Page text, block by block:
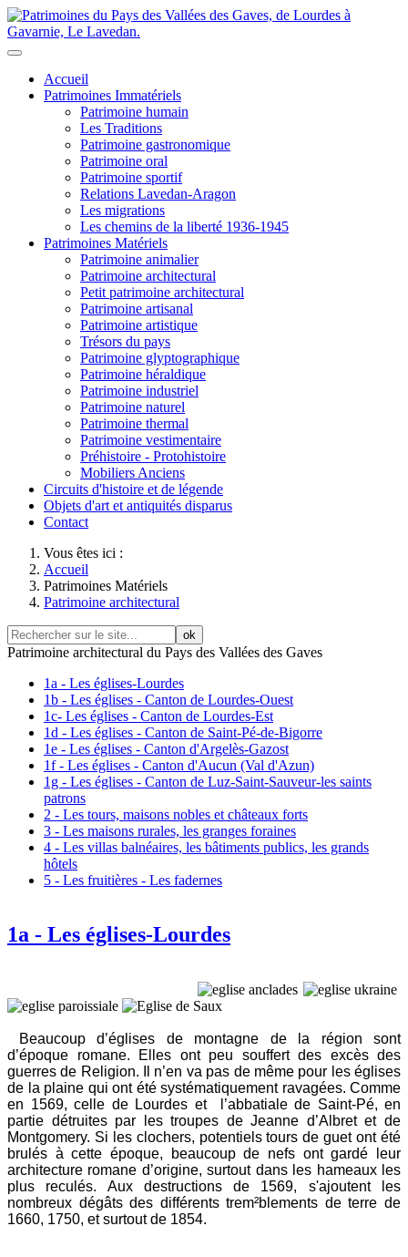
Accueil
Patrimoines Immatériels
Patrimoine humain
Les Traditions
Patrimoine gastronomique
Patrimoine oral
Patrimoine sportif
Relations Lavedan-Aragon
Les migrations
Les chemins de la liberté 1936-1945
Patrimoines Matériels
Patrimoine animalier
Patrimoine architectural
Petit patrimoine architectural
Patrimoine artisanal
Patrimoine artistique
Trésors du pays
Patrimoine glyptographique
Patrimoine héraldique
Patrimoine industriel
Patrimoine naturel
Patrimoine thermal
Patrimoine vestimentaire
Préhistoire - Protohistoire
Mobiliers Anciens
Circuits d'histoire et de légende
Objets d'art et antiquités disparus
Contact
Vous êtes ici :
Accueil
Patrimoines Matériels
Patrimoine architectural
ok
Patrimoine architectural du Pays des Vallées des Gaves
1a - Les églises-Lourdes
1b - Les églises - Canton de Lourdes-Ouest
1c- Les églises - Canton de Lourdes-Est
1d - Les églises - Canton de Saint-Pé-de-Bigorre
1e - Les églises - Canton d'Argelès-Gazost
1f - Les églises - Canton d'Aucun (Val d'Azun)
1g - Les églises - Canton de Luz-Saint-Sauveur-les saints
patrons
2 - Les tours, maisons nobles et châteaux forts
3 - Les maisons rurales, les granges foraines
4 - Les villas balnéaires, les bâtiments publics, les grands
hôtels
5 - Les fruitières - Les fadernes
1a - Les églises-Lourdes
Beaucoup d’églises de montagne de la région sont
d’époque romane. Elles ont peu souffert des excès des
guerres de Religion. Il n’en va pas de même pour les églises
de la plaine qui ont été systématiquement ravagées. Comme
en 1569, celle de Lourdes et l’abbatiale de Saint-Pé, en
partie détruites par les troupes de Jeanne d’Albret et de
Montgomery. Si les clochers, potentiels tours de guet ont été
brulés à cette époque, beaucoup de nefs ont gardé leur
architecture romane d’origine, surtout dans les hameaux les
plus reculés. Aux destructions de 1569, s'ajoutent les
nombreux dégâts des différents trem²blements de terre de
1660, 1750, et surtout de 1854.